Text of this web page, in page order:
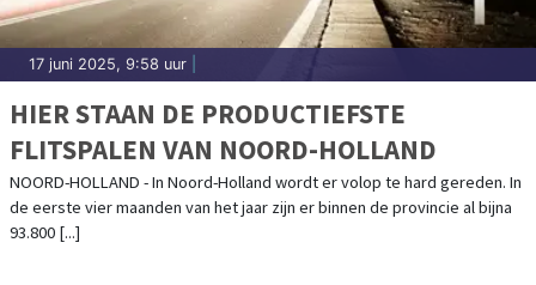
17 juni 2025, 9:58 uur
HIER STAAN DE PRODUCTIEFSTE
FLITSPALEN VAN NOORD-HOLLAND
NOORD-HOLLAND - In Noord-Holland wordt er volop te hard gereden. In
de eerste vier maanden van het jaar zijn er binnen de provincie al bijna
93.800 [...]